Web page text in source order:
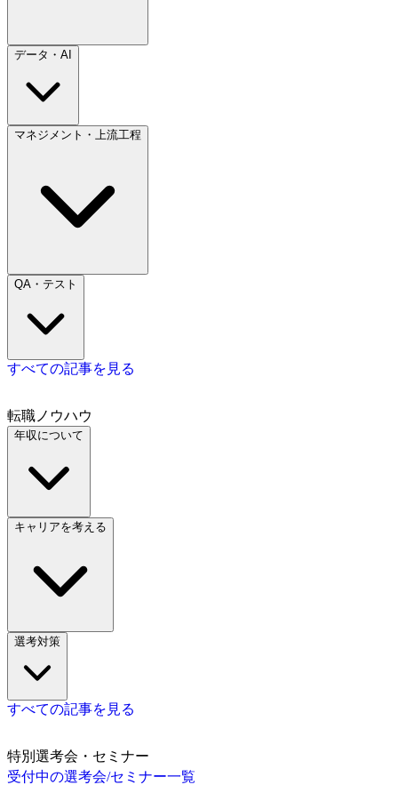
データ・AI
マネジメント・上流工程
QA・テスト
すべての記事を見る
転職ノウハウ
年収について
キャリアを考える
選考対策
すべての記事を見る
特別選考会・セミナー
受付中の選考会/セミナー一覧